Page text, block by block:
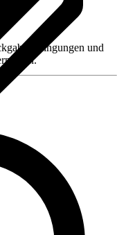
und